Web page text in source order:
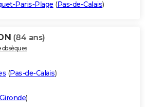
Paris-Plage (Pas-de-Calais)
(84 ans)
(Pas-de-Calais)
)